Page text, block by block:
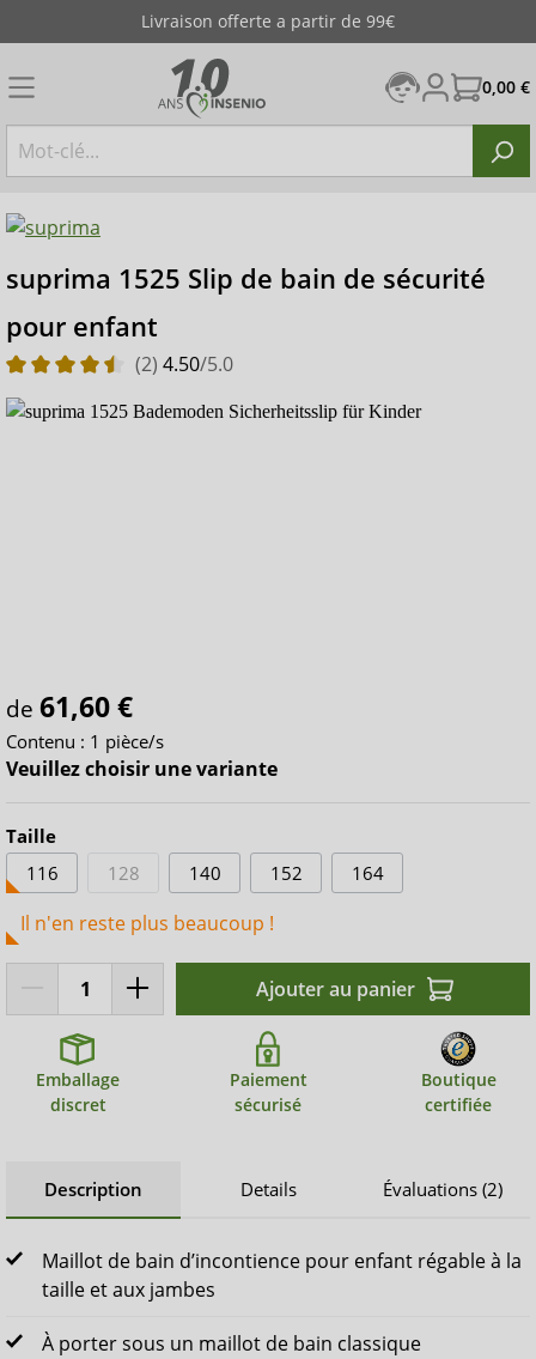
Livraison offerte a partir de 99€
0,00 €
suprima 1525 Slip de bain de sécurité
pour enfant
(2) 4.50/5.0
de 61,60 €
Contenu : 1 pièce/s
Veuillez choisir une variante
Taille
116
128 140 152 164
Il n'en reste plus beaucoup !
Ajouter au panier
Emballage
discret
Paiement
sécurisé
Boutique
certifiée
Description Details Évaluations (2)
Maillot de bain d’incontience pour enfant régable à la
taille et aux jambes
À porter sous un maillot de bain classique